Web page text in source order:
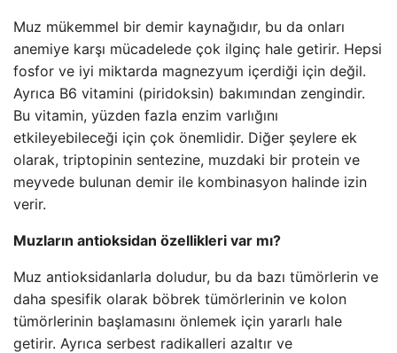
Muz mükemmel bir demir kaynağıdır, bu da onları
anemiye karşı mücadelede çok ilginç hale getirir. Hepsi
fosfor ve iyi miktarda magnezyum içerdiği için değil.
Ayrıca B6 vitamini (piridoksin) bakımından zengindir.
Bu vitamin, yüzden fazla enzim varlığını
etkileyebileceği için çok önemlidir. Diğer şeylere ek
olarak, triptopinin sentezine, muzdaki bir protein ve
meyvede bulunan demir ile kombinasyon halinde izin
verir.
Muzların antioksidan özellikleri var mı?
Muz antioksidanlarla doludur, bu da bazı tümörlerin ve
daha spesifik olarak böbrek tümörlerinin ve kolon
tümörlerinin başlamasını önlemek için yararlı hale
getirir. Ayrıca serbest radikalleri azaltır ve